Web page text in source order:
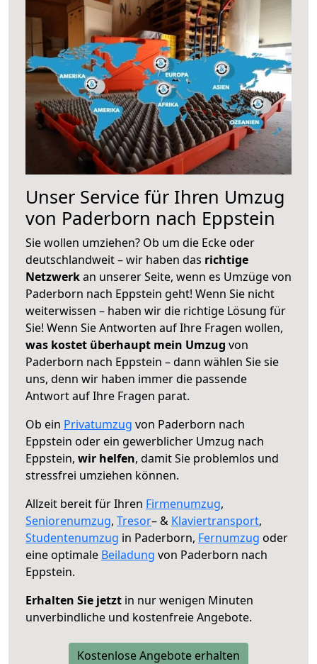
Unser Service für Ihren Umzug
von Paderborn nach Eppstein
Sie wollen umziehen? Ob um die Ecke oder
deutschlandweit – wir haben das richtige
Netzwerkan unserer Seite, wenn es Umzüge von
Paderborn nach Eppstein geht! Wenn Sie nicht
weiterwissen – haben wir die richtige Lösung für
Sie! Wenn Sie Antworten auf Ihre Fragen wollen,
was kostet überhaupt mein Umzug von
Paderborn nach Eppstein – dann wählen Sie sie
uns, denn wir haben immer die passende
Antwort auf Ihre Fragen parat.
Ob ein Privatumzug von Paderborn nach
Eppstein oder ein gewerblicher Umzug nach
Eppstein, wir helfen, damit Sie problemlos und
stressfrei umziehen können.
Allzeit bereit für Ihren Firmenumzug,
Seniorenumzug, Tresor– & Klaviertransport,
Studentenumzug in Paderborn, Fernumzug oder
eine optimale Beiladung von Paderborn nach
Eppstein.
Erhalten Sie jetzt in nur wenigen Minuten
unverbindliche und kostenfreie Angebote.
Kostenlose Angebote erhalten